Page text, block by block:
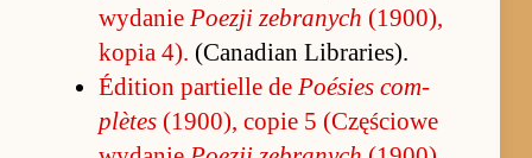
wy­danie Po­ezji ze­branych (1900),
ko­pia 4). (Ca­na­dian Librarie­s).
Édition par­tielle de Po­ésies com­
plètes(1900), copie 5 (Czę­ściowe